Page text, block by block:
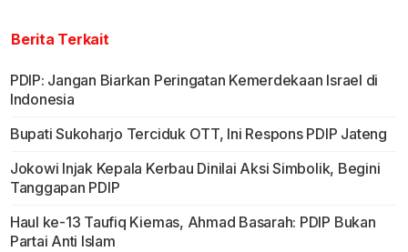
Berita Terkait
PDIP: Jangan Biarkan Peringatan Kemerdekaan Israel di
Indonesia
Bupati Sukoharjo Terciduk OTT, Ini Respons PDIP Jateng
Jokowi Injak Kepala Kerbau Dinilai Aksi Simbolik, Begini
Tanggapan PDIP
Haul ke-13 Taufiq Kiemas, Ahmad Basarah: PDIP Bukan
Partai Anti Islam